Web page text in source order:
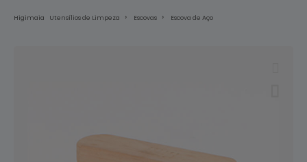
Higimaia Utensílios de Limpeza Escovas Escova de Aço